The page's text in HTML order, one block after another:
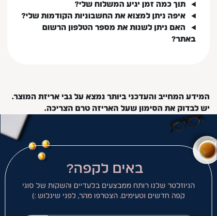
תוך כמה זמן יגיע המשלוח שלי?
איפה ניתן למצוא את החשבוניות הקודמות שלי?
האם ניתן לשנות את מספר הטלפון הרשום
באתר?
המידע המחייב והעדכני ביותר נמצא על גבי אריזת המוצר.
יש לבדוק את הסימון שעל האריזה טרם הצריכה.
באים לקפה?
הניוזלטר שלנו רותח ממבצעים בלעדיים והשקות של סוגי
קפה חדשים וטעימים. הצטרפו מהר, לפני שיגלוש :)